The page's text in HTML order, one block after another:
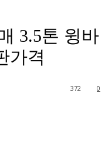
3.5톤 윙바
가격
0
372